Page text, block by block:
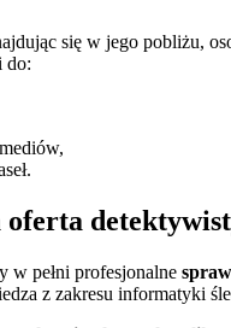
się w jego pobliżu,
do:
oferta
w pełni profesjonalne
z zakresu informatyki